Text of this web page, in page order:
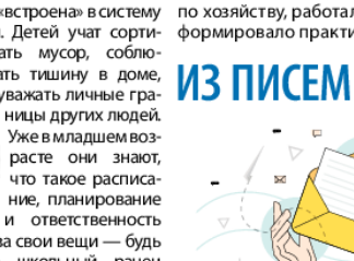
Восточный
курьер
Диалог
Дублин
инфоцентр